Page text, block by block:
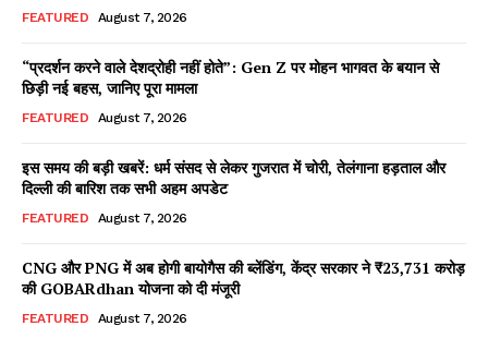
Facebook
X WhatsApp
Share
Read Latest News on AIN
NEWS 1 App
FEATURED August 7, 2026
“प्रदर्शन करने वाले देशद्रोही नहीं होते”: Gen Z पर मोहन भागवत के बयान से
छिड़ी नई बहस, जानिए पूरा मामला
FEATURED August 7, 2026
इस समय की बड़ी खबरें: धर्म संसद से लेकर गुजरात में चोरी, तेलंगाना हड़ताल और
दिल्ली की बारिश तक सभी अहम अपडेट
FEATURED August 7, 2026
CNG और PNG में अब होगी बायोगैस की ब्लेंडिंग, केंद्र सरकार ने ₹23,731 करोड़
की GOBARdhan योजना को दी मंजूरी
FEATURED August 7, 2026